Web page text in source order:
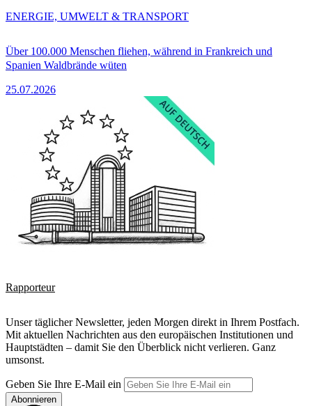
Über 100.000 Menschen fliehen, während in Frankreich und
Spanien Waldbrände wüten
25.07.2026
ENERGIE, UMWELT & TRANSPORT
Rapporteur
Unser täglicher Newsletter, jeden Morgen direkt in Ihrem Postfach.
Mit aktuellen Nachrichten aus den europäischen Institutionen und
Hauptstädten – damit Sie den Überblick nicht verlieren. Ganz
umsonst.
Geben Sie Ihre E-Mail ein
Abonnieren